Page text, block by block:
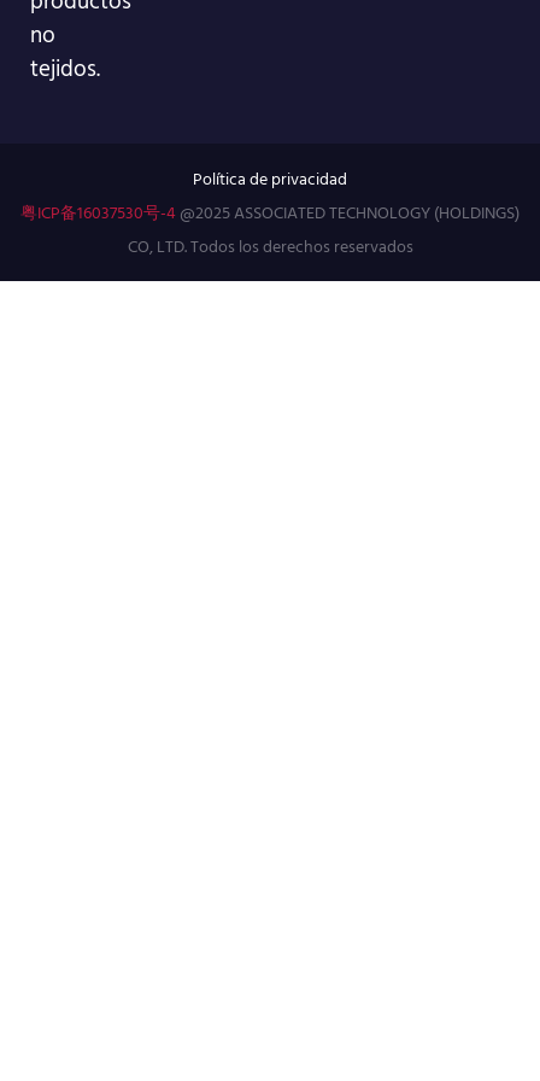
no
tejidos.
Política de privacidad
粤ICP备16037530号-4@2025 ASSOCIATED TECHNOLOGY (HOLDINGS)
CO, LTD. Todos los derechos reservados